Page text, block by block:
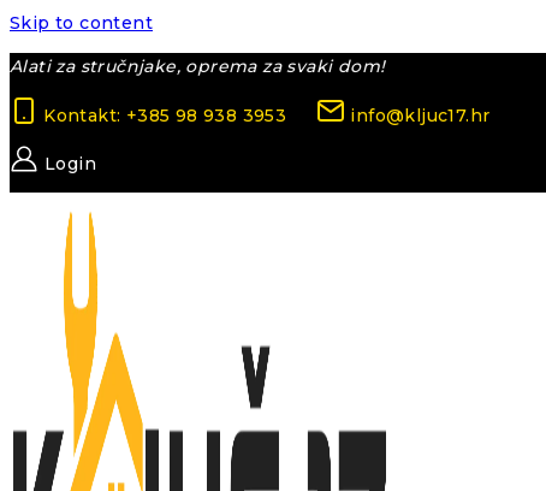
Skip to content
Alati za stručnjake, oprema za svaki dom!
Kontakt: +385 98 938 3953 info@kljuc17.hr
Login